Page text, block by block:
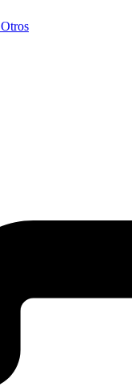
Otros